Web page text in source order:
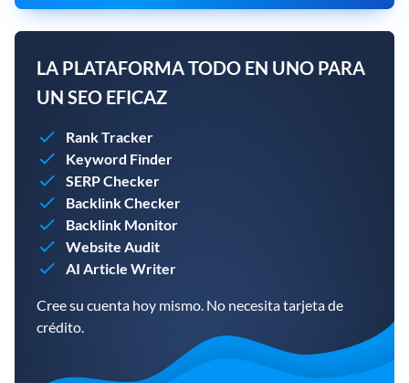
LA PLATAFORMA TODO EN UNO PARA
UN SEO EFICAZ
Rank Tracker
Keyword Finder
SERP Checker
Backlink Checker
Backlink Monitor
Website Audit
AI Article Writer
Cree su cuenta hoy mismo. No necesita tarjeta de
crédito.